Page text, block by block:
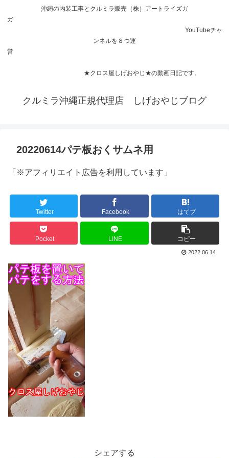
沖縄の内装工事とクルミラ販売（株）アートライズガ
ガ
YouTubeチャ
ンネルを８つ運
営
★クロス屋しげおやじ★の動画日記です。
クルミラ沖縄正規代理店 しげおやじブログ
20220614パテ板おくサムネ用
「※アフィリエイト広告を利用しています」
Twitter Facebook はてブ
Pocket LINE コピー
2022.06.14
シェアする